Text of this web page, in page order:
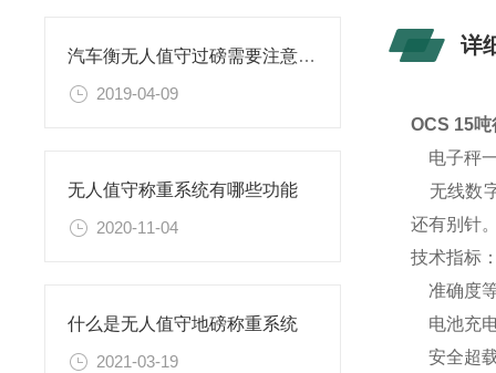
汽车衡无人值守过磅需要注意的几点
2019-04-09
无人值守称重系统有哪些功能
2020-11-04
什么是无人值守地磅称重系统
2021-03-19
详
OCS 15
电子秤
无线数
还有别针
技术指标
准确度
电池充
安全超